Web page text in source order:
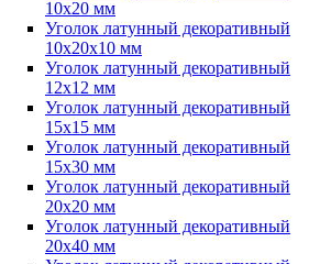
10x20 мм
Уголок латунный декоративный
10x20x10 мм
Уголок латунный декоративный
12x12 мм
Уголок латунный декоративный
15x15 мм
Уголок латунный декоративный
15x30 мм
Уголок латунный декоративный
20x20 мм
Уголок латунный декоративный
20x40 мм